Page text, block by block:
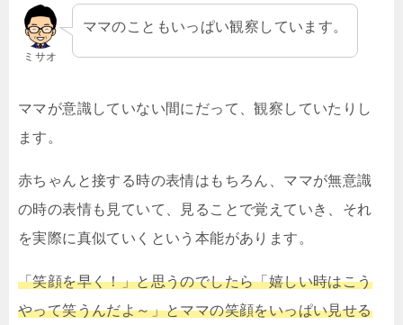
ミサオ
ママのこともいっぱい観察しています。
ママが意識していない間にだって、観察していたりし
ます。
赤ちゃんと接する時の表情はもちろん、ママが無意識
の時の表情も見ていて、見ることで覚えていき、それ
を実際に真似ていくという本能があります。
「笑顔を早く！」と思うのでしたら「嬉しい時はこう
やって笑うんだよ～」とママの笑顔をいっぱい見せる